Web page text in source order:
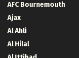
AFC Bournemouth
Ajax
Al Ahli
Al Hilal